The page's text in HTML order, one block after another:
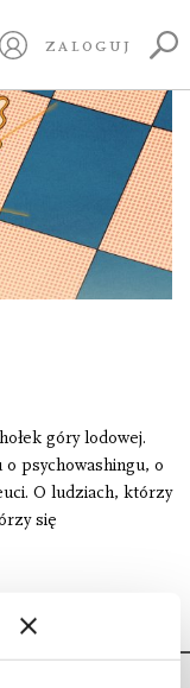
ZALOGUJ
góry lodowej.
o psychowashingu, o
O ludziach, którzy
się